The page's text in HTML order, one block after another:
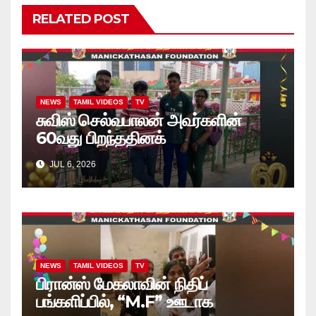
RELATED POST
NEWS TAMIL VIDEOS TV
சுவிஸ் செல்வபாலன் அவர்களின்
60வது பிறந்ததினக்
கொண்டாட்டத்தில், அப்பியாசக்
கொப்பிகள் வழங்கல்.. வீடியோ
JUL 6, 2026
NEWS TAMIL VIDEOS TV
பிரான்ஸ் மேகலாவின் நிதிப்
பங்களிப்பில், “M.F” ஊடாக